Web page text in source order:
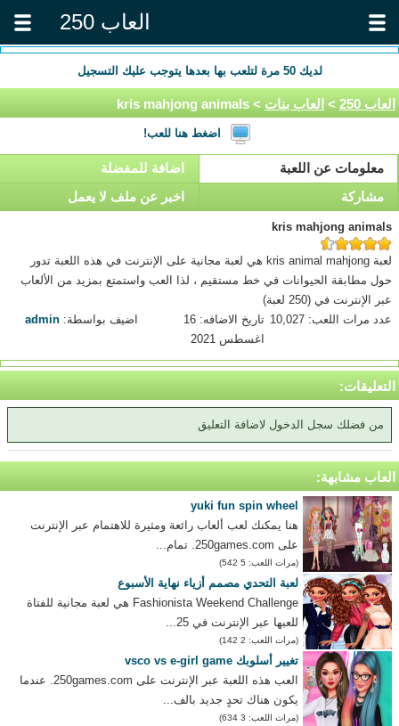
العاب 250
لديك50 مرة لتلعب بها بعدها يتوجب عليك التسجيل
العاب 250 > العاب بنات > kris mahjong animals
اضغط هنا للعب!
معلومات عن اللعبة
اضافة للمفضلة
مشاركة
اخبر عن ملف لا يعمل
kris mahjong animals
لعبة kris animal mahjong هي لعبة مجانية على الإنترنت في هذه اللعبة تدور
حول مطابقة الحيوانات في خط مستقيم ، لذا العب واستمتع بمزيد من الألعاب
عبر الإنترنت في (250 لعبة)
عدد مرات اللعب: 10,027
تاريخ الاضافه: 16
اغسطس 2021
اضيف بواسطة:admin
التعليقات:
من فضلك سجل الدخول لاضافة التعليق
العاب مشابهة:
yuki fun spin wheel
هنا يمكنك لعب ألعاب رائعة ومثيرة للاهتمام عبر الإنترنت
على 250games.com. تمام...
(مرات اللعب: 5 542)
لعبة التحدي مصمم أزياء نهاية الأسبوع
Fashionista Weekend Challenge هي لعبة مجانية للفتاة
للعبها عبر الإنترنت في 25...
(مرات اللعب: 2 142)
تغيير أسلوبك vsco vs e-girl game
العب هذه اللعبة عبر الإنترنت على 250games.com. عندما
يكون هناك تحدٍ جديد بالف...
(مرات اللعب: 3 634)